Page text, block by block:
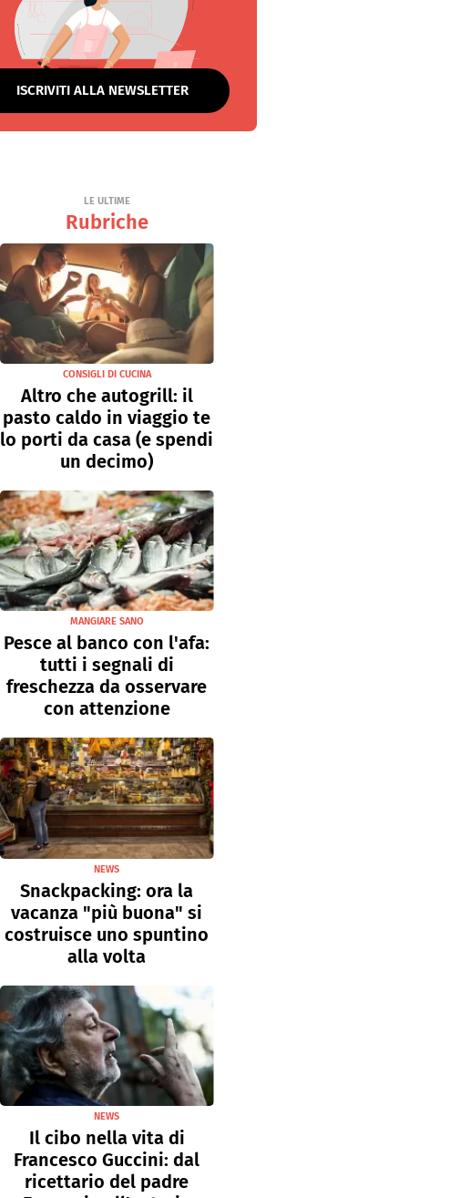
ISCRIVITI ALLA NEWSLETTER
LE ULTIME
Rubriche
CONSIGLI DI CUCINA
Altro che autogrill: il
pasto caldo in viaggio te
lo porti da casa (e spendi
un decimo)
MANGIARE SANO
Pesce al banco con l'afa:
tutti i segnali di
freschezza da osservare
con attenzione
NEWS
Snackpacking: ora la
vacanza "più buona" si
costruisce uno spuntino
alla volta
NEWS
Il cibo nella vita di
Francesco Guccini: dal
ricettario del padre